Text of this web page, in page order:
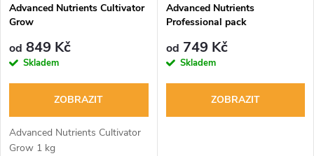
Advanced Nutrients Cultivator
Grow
od 849 Kč
Skladem
ZOBRAZIT
Advanced Nutrients Cultivator
Grow 1 kg
Advanced Nutrients
Professional pack
od 749 Kč
Skladem
ZOBRAZIT